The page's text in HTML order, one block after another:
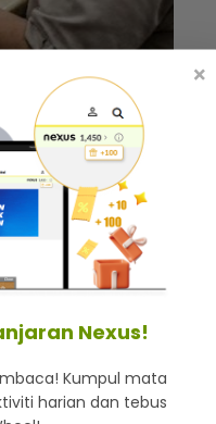
Gambar hiasan AI
tetapi pada
2026 di Dataran
warga
×
Nexus!
Kumpul mata
harian dan tebus